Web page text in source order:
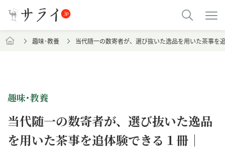
趣味･教養 当代随一の数寄者が、選び抜いた逸品を用いた茶事を
趣味･教養
当代随一の数寄者が、選び抜いた逸品
を用いた茶事を追体験できる１冊｜